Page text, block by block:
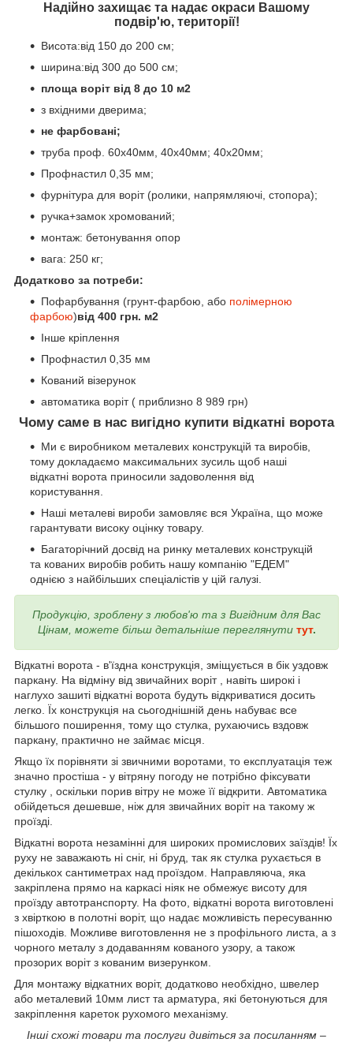
Надійно захищає та надає окраси Вашому
подвір'ю, території!
Висота:від 150 до 200 см;
ширина:від 300 до 500 см;
площа воріт від 8 до 10 м2
з вхідними дверима;
не фарбовані;
труба проф. 60х40мм, 40х40мм; 40х20мм;
Профнастил 0,35 мм;
фурнітура для воріт (ролики, напрямляючі, стопора);
ручка+замок хромований;
монтаж: бетонування опор
вага: 250 кг;
Додатково за потреби:
Пофарбування (грунт-фарбою, або полімерною
фарбою)від 400 грн. м2
Інше кріплення
Профнастил 0,35 мм
Кований візерунок
автоматика воріт ( приблизно 8 989 грн)
Чому саме в нас вигідно купити відкатні ворота
Ми є виробником металевих конструкцій та виробів,
тому докладаємо максимальних зусиль щоб наші
відкатні ворота приносили задоволення від
користування.
Наші металеві вироби замовляє вся Україна, що може
гарантувати високу оцінку товару.
Багаторічний досвід на ринку металевих конструкцій
та кованих виробів робить нашу компанію "ЕДЕМ"
однією з найбільших спеціалістів у цій галузі.
Продукцію, зроблену з любов'ю та з Вигідним для Вас
Цінам, можете більш детальніше переглянути тут.
Відкатні ворота - в'їздна конструкція, зміщується в бік уздовж
паркану. На відміну від звичайних воріт , навіть широкі і
наглухо зашиті відкатні ворота будуть відкриватися досить
легко. Їх конструкція на сьогоднішній день набуває все
більшого поширення, тому що стулка, рухаючись вздовж
паркану, практично не займає місця.
Якщо їх порівняти зі звичними воротами, то експлуатація теж
значно простіша - у вітряну погоду не потрібно фіксувати
стулку , оскільки порив вітру не може її відкрити. Автоматика
обійдеться дешевше, ніж для звичайних воріт на такому ж
проїзді.
Відкатні ворота незамінні для широких промислових заїздів! Їх
руху не заважають ні сніг, ні бруд, так як стулка рухається в
декількох сантиметрах над проїздом. Направляюча, яка
закріплена прямо на каркасі ніяк не обмежує висоту для
проїзду автотранспорту. На фото, відкатні ворота виготовлені
з хвірткою в полотні воріт, що надає можливість пересуванню
пішоходів. Можливе виготовлення не з профільного листа, а з
чорного металу з додаванням кованого узору, а також
прозорих воріт з кованим визерунком.
Для монтажу відкатних воріт, додатково необхідно, швелер
або металевий 10мм лист та арматура, які бетонуються для
закріплення кареток рухомого механізму.
Інші схожі товари та послуги дивіться за посиланням –